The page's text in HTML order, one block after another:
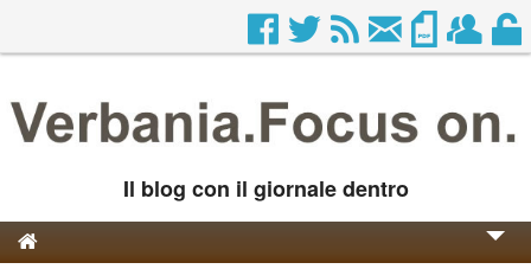
Il blog con il giornale dentro